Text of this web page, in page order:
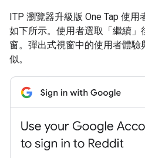
ITP 瀏覽器升級版 One Tap 使用
如下所示。使用者選取「繼續
窗。彈出式視窗中的使用者體驗
似。